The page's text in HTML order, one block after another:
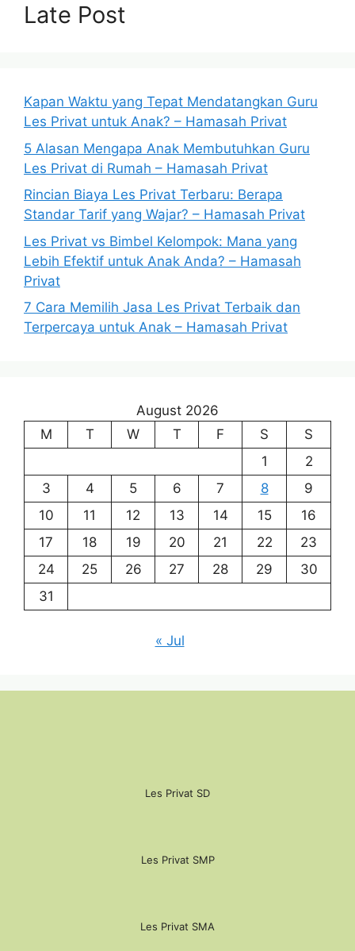
Late Post
Kapan Waktu yang Tepat Mendatangkan Guru
Les Privat untuk Anak? – Hamasah Privat
5 Alasan Mengapa Anak Membutuhkan Guru
Les Privat di Rumah – Hamasah Privat
Rincian Biaya Les Privat Terbaru: Berapa
Standar Tarif yang Wajar? – Hamasah Privat
Les Privat vs Bimbel Kelompok: Mana yang
Lebih Efektif untuk Anak Anda? – Hamasah
Privat
7 Cara Memilih Jasa Les Privat Terbaik dan
Terpercaya untuk Anak – Hamasah Privat
August 2026
M
T W T F S
S
1
2
3
4 5 6 7 8
9
10
11 12 13 14 15
16
17
18 19 20 21 22
23
24
25 26 27 28 29
30
31
« Jul
Les Privat SD
Les Privat SMP
Les Privat SMA